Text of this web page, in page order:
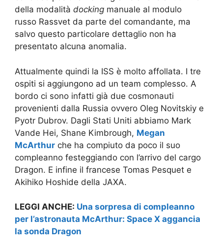
della modalità docking manuale al modulo
russo Rassvet da parte del comandante, ma
salvo questo particolare dettaglio non ha
presentato alcuna anomalia.
Attualmente quindi la ISS è molto affollata. I tre
ospiti si aggiungono ad un team complesso. A
bordo ci sono infatti già due cosmonauti
provenienti dalla Russia ovvero Oleg Novitskiy e
Pyotr Dubrov. Dagli Stati Uniti abbiamo Mark
Vande Hei, Shane Kimbrough, Megan
McArthur che ha compiuto da poco il suo
compleanno festeggiando con l’arrivo del cargo
Dragon. E infine il francese Tomas Pesquet e
Akihiko Hoshide della JAXA.
LEGGI ANCHE: Una sorpresa di compleanno
per l’astronauta McArthur: Space X aggancia
la sonda Dragon